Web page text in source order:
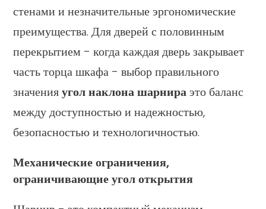
стенами и незначительные эргономические
преимущества. Для дверей с половинным
перекрытием - когда каждая дверь закрывает
часть торца шкафа - выбор правильного
значенияугол наклона шарнираэто баланс
между доступностью и надежностью,
безопасностью и технологичностью.
Механические ограничения,
ограничивающие угол открытия